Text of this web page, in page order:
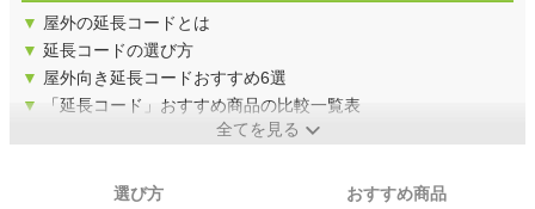
▼ 屋外の延長コードとは
▼ 延長コードの選び方
▼ 屋外向き延長コードおすすめ6選
▼
「延長コード」おすすめ商品の比較一覧表
全てを見る
選び方 おすすめ商品